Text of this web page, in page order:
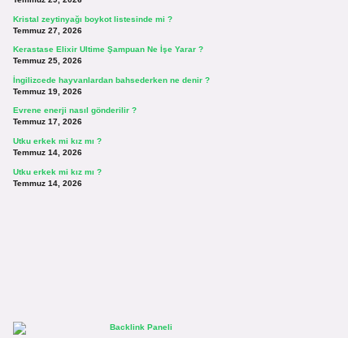
Kristal zeytinyağı boykot listesinde mi ?
Temmuz 27, 2026
Kerastase Elixir Ultime Şampuan Ne İşe Yarar ?
Temmuz 25, 2026
İngilizcede hayvanlardan bahsederken ne denir ?
Temmuz 19, 2026
Evrene enerji nasıl gönderilir ?
Temmuz 17, 2026
Utku erkek mi kız mı ?
Temmuz 14, 2026
Utku erkek mi kız mı ?
Temmuz 14, 2026